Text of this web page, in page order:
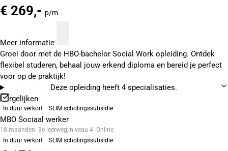
€ 269,- p/m
Meer informatie
Groei door met de HBO-bachelor Social Work opleiding. Ontdek
flexibel studeren, behaal jouw erkend diploma en bereid je perfect
voor op de praktijk!
Deze opleiding heeft 4 specialisaties.
Vergelijken
In duur verkort SLIM scholingssubsidie
MBO Sociaal werker
18 maanden 3e leerweg, niveau 4 Online
In duur verkort
SLIM scholingssubsidie